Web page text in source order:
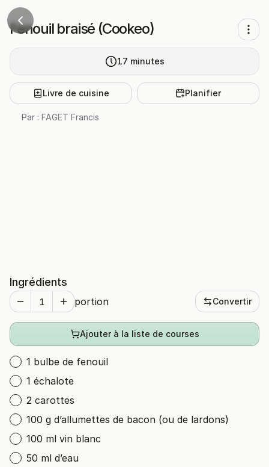
Fenouil braisé (Cookeo)
17 minutes
Livre de cuisine Planifier
Par : FAGET Francis
Ingrédients
portion Convertir
Ajouter à la liste de courses
1 bulbe de fenouil
1 échalote
2 carottes
100 g d’allumettes de bacon (ou de lardons)
100 ml vin blanc
50 ml d’eau